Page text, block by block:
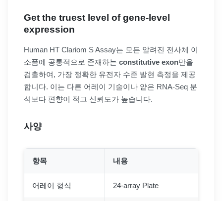
Get the truest level of gene-level
expression
Human HT Clariom S Assay는 모든 알려진 전사체 이
소폼에 공통적으로 존재하는 constitutive exon만을
검출하여, 가장 정확한 유전자 수준 발현 측정을 제공
합니다. 이는 다른 어레이 기술이나 얕은 RNA-Seq 분
석보다 편향이 적고 신뢰도가 높습니다.
사양
항목 내용
어레이 형식 24-array Plate